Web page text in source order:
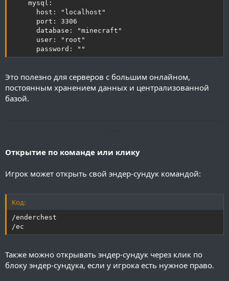
    mysql:
      host: "localhost"
      port: 3306
      database: "minecraft"
      user: "root"
      password: ""
Это полезно для серверов с большим онлайном,
постоянным хранением данных и централизованной
базой.
Открытие по команде или клику
Игрок может открыть свой эндер-сундук командой:
Код:
/enderchest
/ec
Также можно открывать эндер-сундук через клик по
блоку эндер-сундука, если у игрока есть нужное право.